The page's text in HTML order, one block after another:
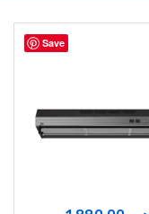
Save